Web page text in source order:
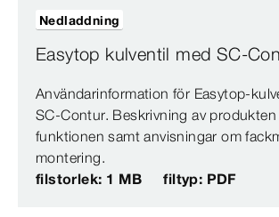
Easytop kulventil med SC-
Användarinformation för Easytop-
SC-Contur. Beskrivning av produkten
funktionen samt anvisningar om
montering.
filstorlek: 1 MB
filtyp: PDF
Nedladdning